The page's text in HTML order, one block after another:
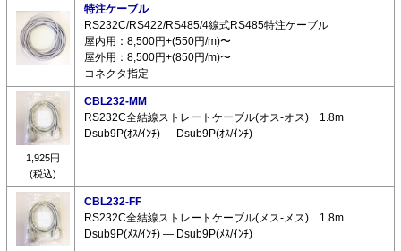
特注ケーブル
RS232C/RS422/RS485/4線式RS485特注ケーブル
屋内用：8,500円+(550円/m)〜
屋外用：8,500円+(850円/m)〜
コネクタ指定
1,925円
(税込)
CBL232-MM
RS232C全結線ストレートケーブル(オス-オス) 1.8m
Dsub9P(ｵｽ/ｲﾝﾁ) ― Dsub9P(ｵｽ/ｲﾝﾁ)
CBL232-FF
RS232C全結線ストレートケーブル(メス-メス) 1.8m
Dsub9P(ﾒｽ/ｲﾝﾁ) ― Dsub9P(ﾒｽ/ｲﾝﾁ)